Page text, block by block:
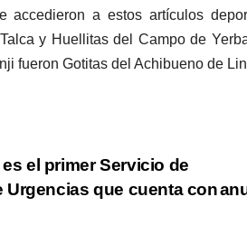
accedieron a estos artículos
y Huellitas del Campo de
fueron Gotitas del Achibueno de
el primer Servicio de
Urgencias que cuenta con